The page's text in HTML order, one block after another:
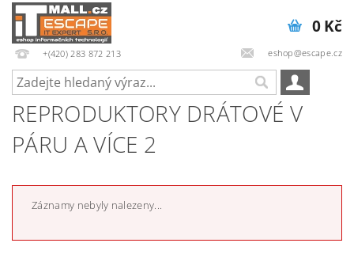
+(420) 283 872 213 eshop@escape.cz
0 Kč
REPRODUKTORY DRÁTOVÉ V
PÁRU A VÍCE 2
Záznamy nebyly nalezeny...